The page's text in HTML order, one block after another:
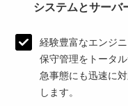
システムとサーバ
経験豊富なエンジ
保守管理をトータル
急事態にも迅速に
します。